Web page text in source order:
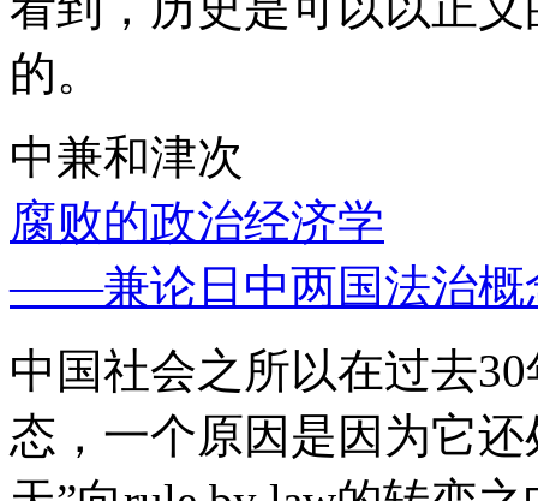
的。
中兼和津次
腐败的政治经济学
——兼论日中两国法治概
中国社会之所以在过去
态，一个原因是因为它